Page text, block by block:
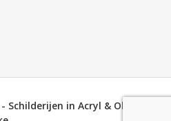
Schilderijen in Acryl & Olieverf